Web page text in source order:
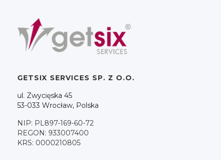
GETSIX SERVICES SP. Z O.O.
ul. Zwycięska 45
53-033 Wrocław, Polska
NIP: PL897-169-60-72
REGON: 933007400
KRS: 0000210805